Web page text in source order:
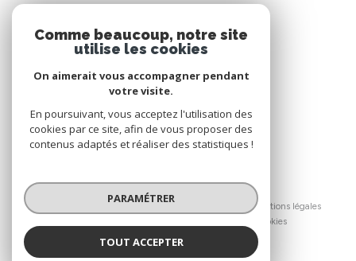
Nous adhérons
© 2026 | Tous droits réservés
Mentions légales
Cookies
Comme beaucoup, notre site
utilise les cookies
On aimerait vous accompagner pendant
votre visite.
En poursuivant, vous acceptez l'utilisation des
cookies par ce site, afin de vous proposer des
contenus adaptés et réaliser des statistiques !
PARAMÉTRER
TOUT ACCEPTER